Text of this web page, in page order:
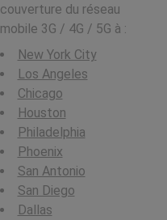
couverture du réseau
mobile 3G / 4G / 5G à :
New York City
Los Angeles
Chicago
Houston
Philadelphia
Phoenix
San Antonio
San Diego
Dallas